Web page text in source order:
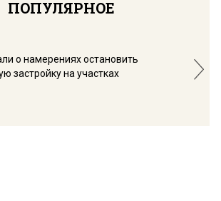
ПОПУЛЯРНОЕ
о намерениях остановить
застройку на участках